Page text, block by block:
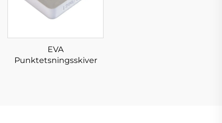
EVA
Punktetsningsskiver